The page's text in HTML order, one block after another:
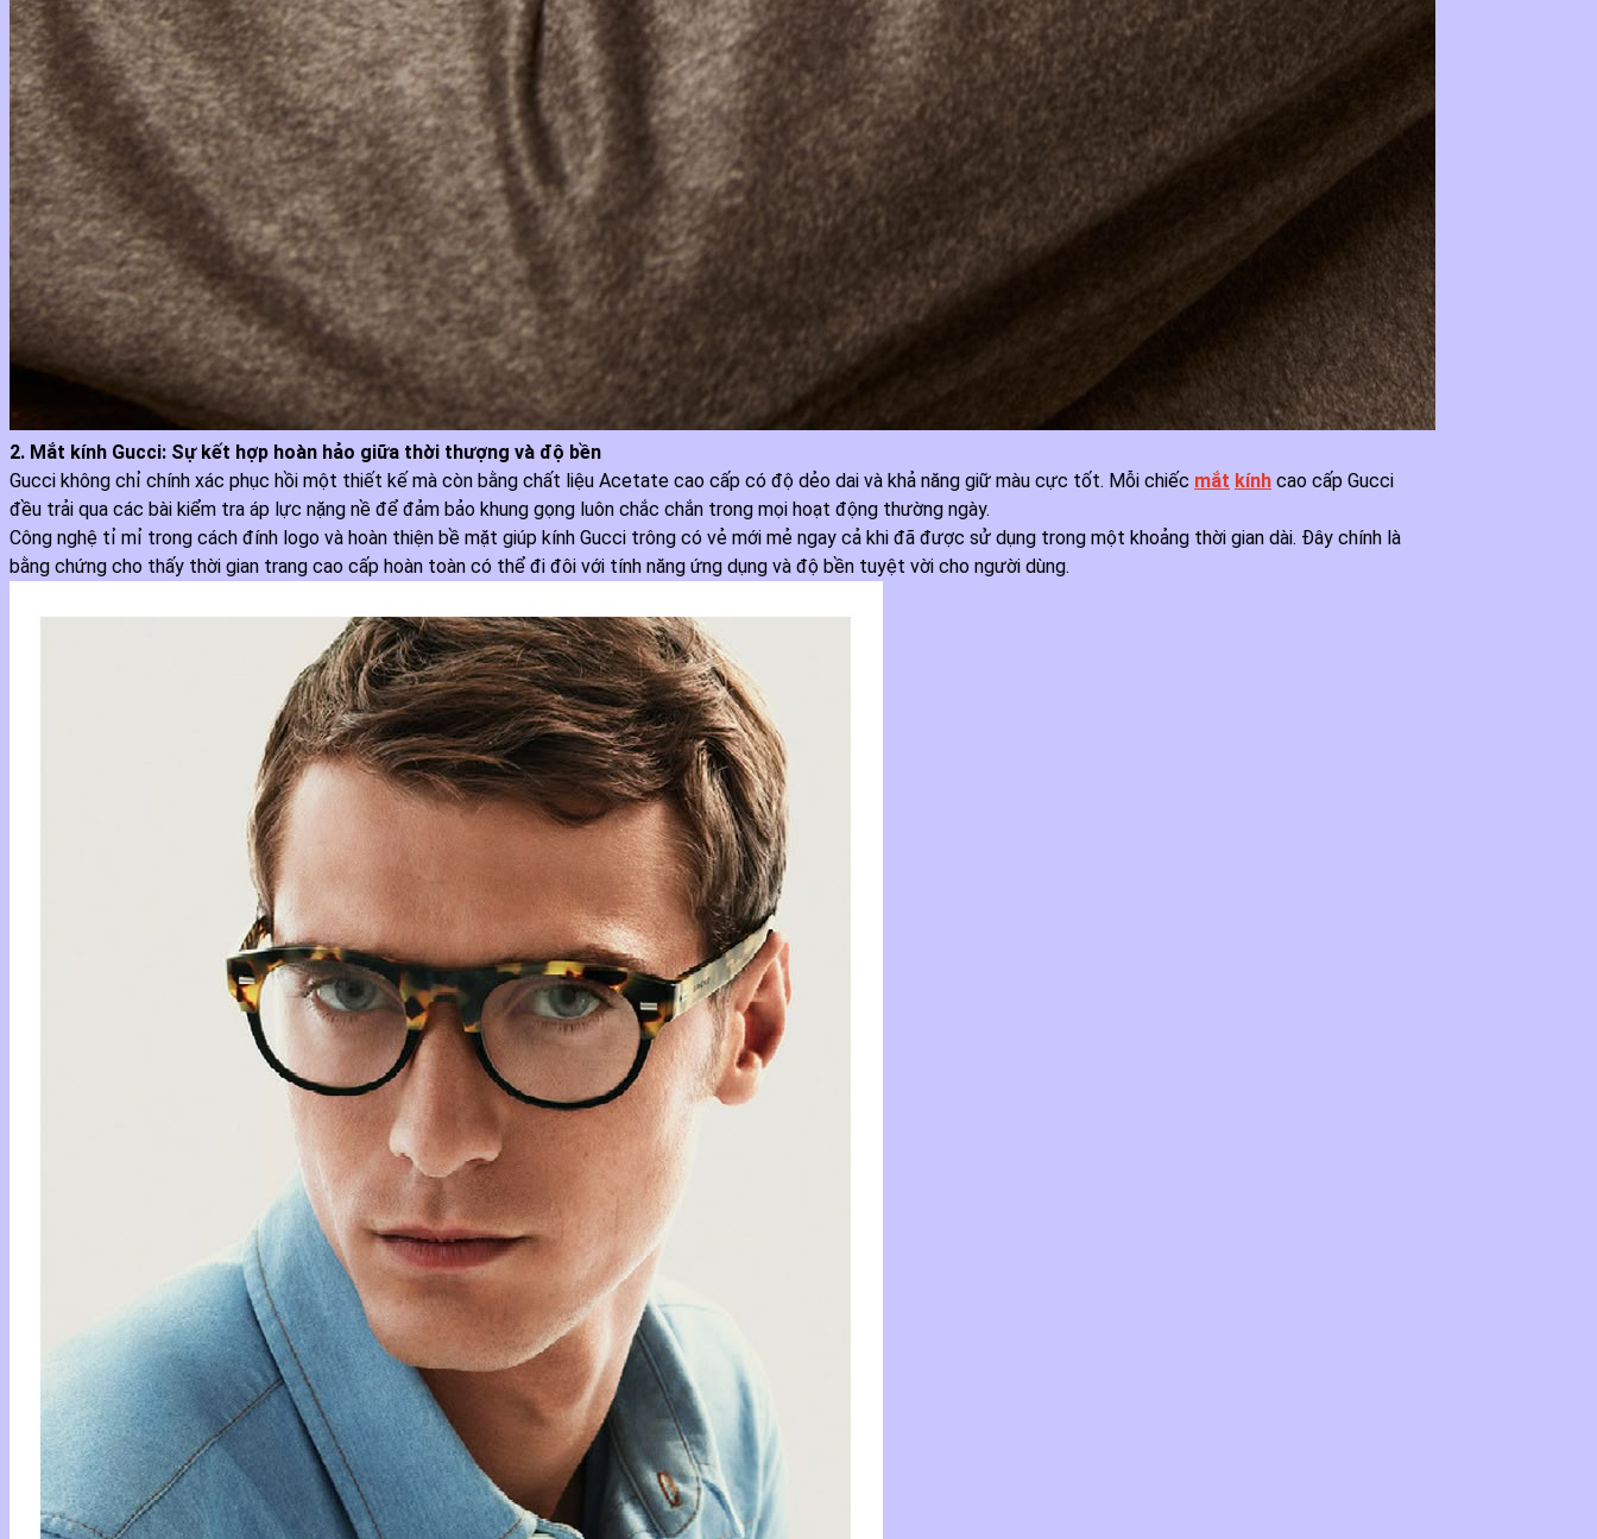
2. Mắt kính Gucci: Sự kết hợp hoàn hảo giữa thời thượng và độ bền
Gucci không chỉ chính xác phục hồi một thiết kế mà còn bằng chất liệu Acetate cao cấp có độ dẻo dai và khả năng giữ màu cực tốt. Mỗi chiếc mắt kính cao cấp Gucci
đều trải qua các bài kiểm tra áp lực nặng nề để đảm bảo khung gọng luôn chắc chắn trong mọi hoạt động thường ngày.
Công nghệ tỉ mỉ trong cách đính logo và hoàn thiện bề mặt giúp kính Gucci trông có vẻ mới mẻ ngay cả khi đã được sử dụng trong một khoảng thời gian dài. Đây chính là
bằng chứng cho thấy thời gian trang cao cấp hoàn toàn có thể đi đôi với tính năng ứng dụng và độ bền tuyệt vời cho người dùng.